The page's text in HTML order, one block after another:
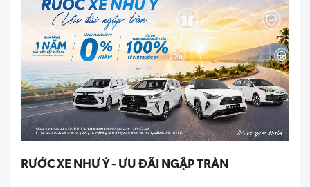
RƯỚC XE NHƯ Ý - ƯU ĐÃI NGẬP TRÀN